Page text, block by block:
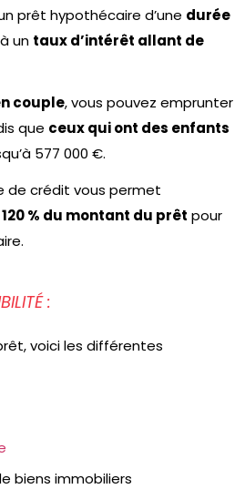
prêt hypothécaire d’une durée
un taux d’intérêt allant de
couple, vous pouvez emprunter
que ceux qui ont des enfants
577 000 €.
de crédit vous permet
% du montant du prêt pour
:
voici les différentes
biens immobiliers